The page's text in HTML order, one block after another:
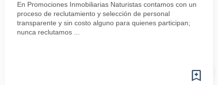
En Promociones Inmobiliarias Naturistas contamos con un
proceso de reclutamiento y selección de personal
transparente y sin costo alguno para quienes participan;
nunca reclutamos ...